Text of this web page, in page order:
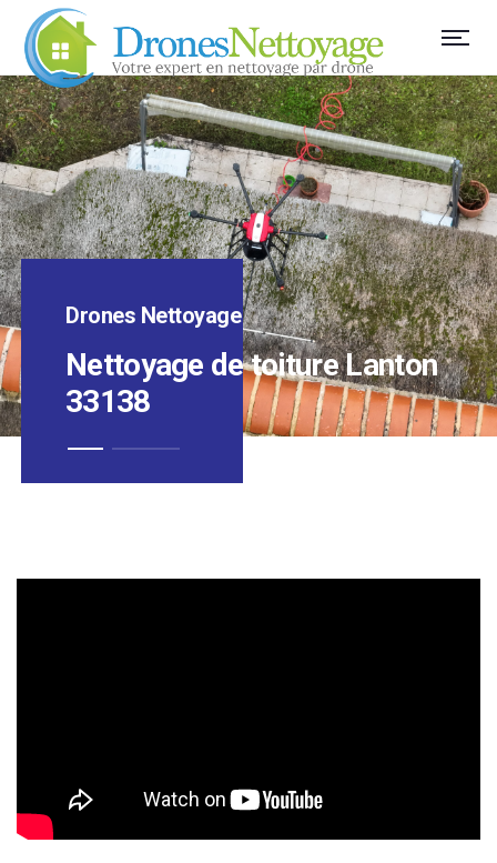
Drones Nettoyage
Nettoyage de toiture Lanton
33138